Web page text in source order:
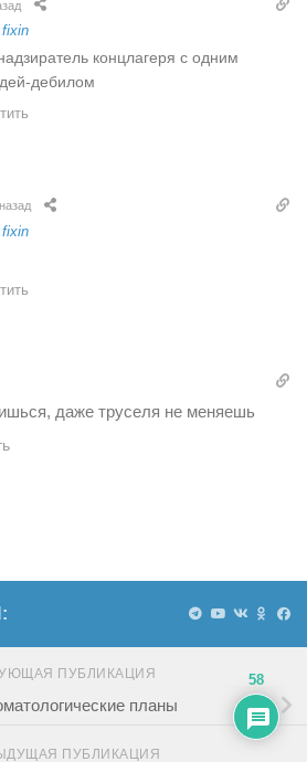
fixin
концлагеря с одним
дебилом
fixin
даже труселя не меняешь
ПУБЛИКАЦИЯ
планы
ПУБЛИКАЦИЯ
58